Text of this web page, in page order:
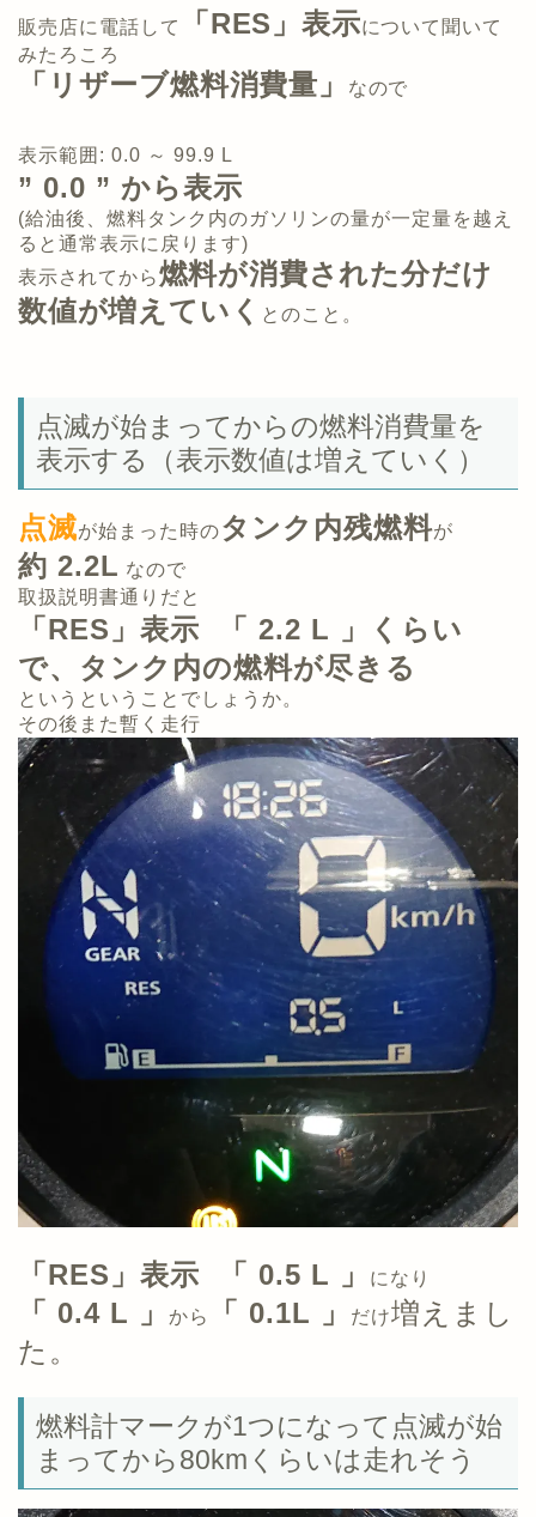
販売店に電話して 「RES」表示について 聞いて
みたろころ
「リザーブ燃料消費量」 なので
表示範囲: 0.0 ～ 99.9 L
” 0.0 ” から表示
(給油後、燃料タンク内のガソリンの量が一定量を越え
ると通常表示に戻ります)
表示されてから燃料が消費された分だけ
数値が増えていく とのこと。
点滅が始まってからの燃料消費量を
表示する（表示数値は増えていく）
点滅が始まった時のタンク内残燃料が
約 2.2L なので
取扱説明書通りだと
「RES」表示 「 2.2 L 」くらい
で、 タンク内の燃料が尽きる
というということでしょうか。
その後また暫く走行
「RES」表示 「 0.5 L 」 になり
「 0.4 L 」 から 「 0.1L 」 だけ増えまし
た。
燃料計マークが1つになって点滅が始
まってから80kmくらいは走れそう